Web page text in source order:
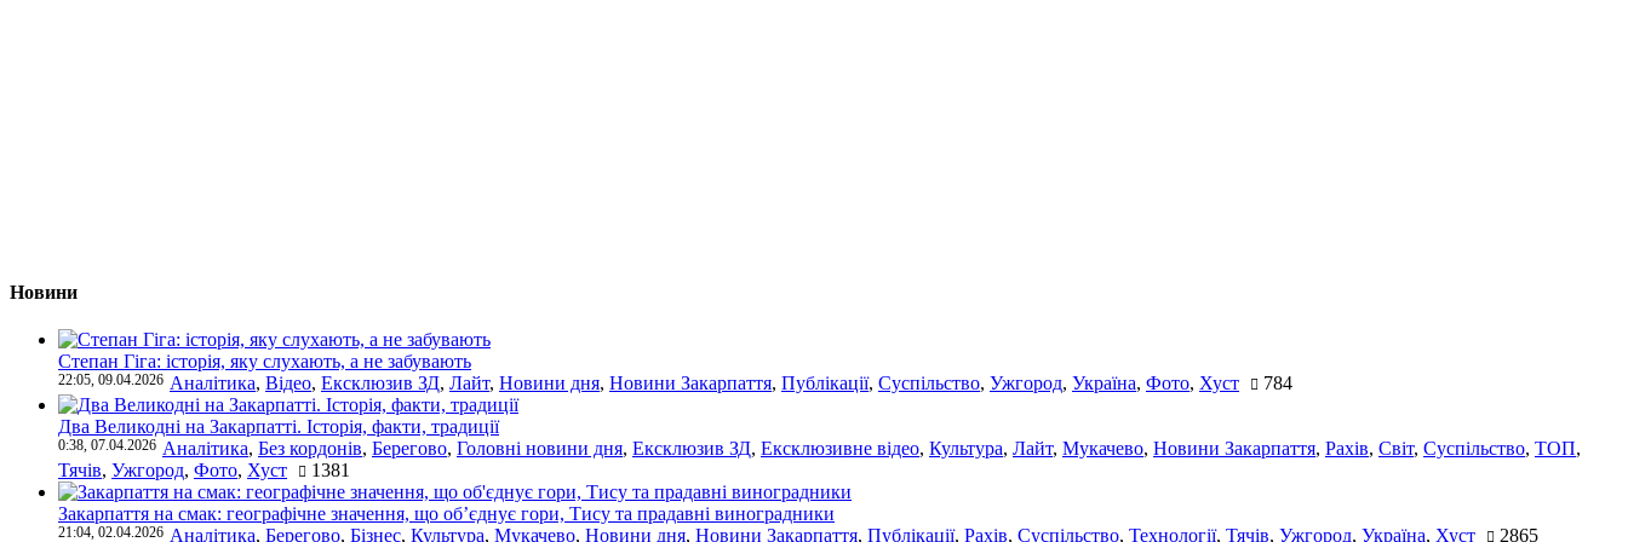
Новини
Степан Гіга: історія, яку слухають, а не забувають
22:05, 09.04.2026 Аналітика, Відео, Ексклюзив ЗД, Лайт, Новини дня, Новини Закарпаття, Публікації, Суспільство, Ужгород, Україна, Фото, Хуст 784
Два Великодні на Закарпатті. Історія, факти, традиції
0:38, 07.04.2026 Аналітика, Без кордонів, Берегово, Головні новини дня, Ексклюзив ЗД, Ексклюзивне відео, Культура, Лайт, Мукачево, Новини Закарпаття, Рахів, Світ, Суспільство, ТОП,
Тячів, Ужгород, Фото, Хуст 1381
Закарпаття на смак: географічне значення, що об’єднує гори, Тису та прадавні виноградники
21:04, 02.04.2026 Аналітика, Берегово, Бізнес, Культура, Мукачево, Новини дня, Новини Закарпаття, Публікації, Рахів, Суспільство, Технології, Тячів, Ужгород, Україна, Хуст 2865